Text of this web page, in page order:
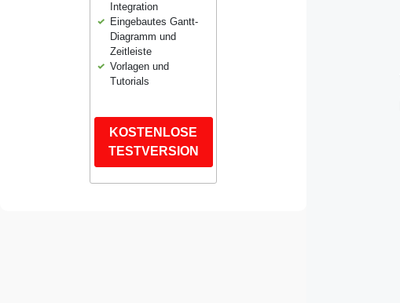
Integration
Eingebautes Gantt-
Diagramm und
Zeitleiste
Vorlagen und
Tutorials
KOSTENLOSE
TESTVERSION